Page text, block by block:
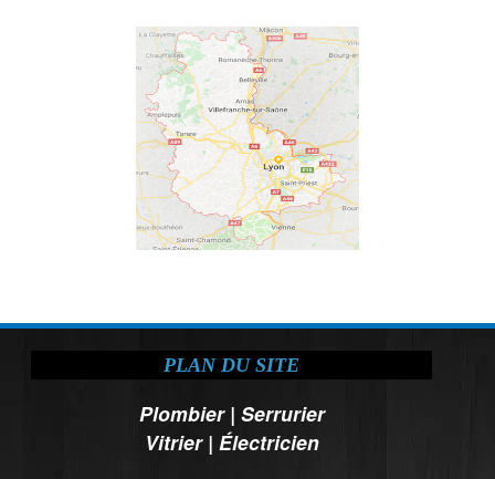
PLAN DU SITE
Plombier| Serrurier
Vitrier| Électricien